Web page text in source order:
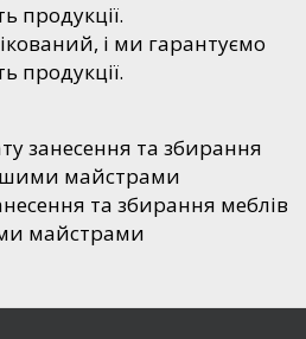
і ми гарантуємо
продукції.
та збирання меблів
майстрами